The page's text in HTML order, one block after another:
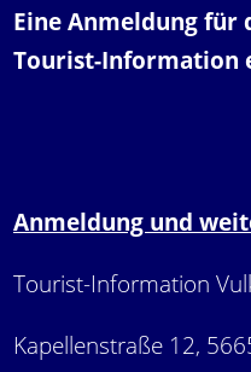
Eine Anmeldung für
Tourist-Information
Anmeldung und
Tourist-Information
Kapellenstraße 12,